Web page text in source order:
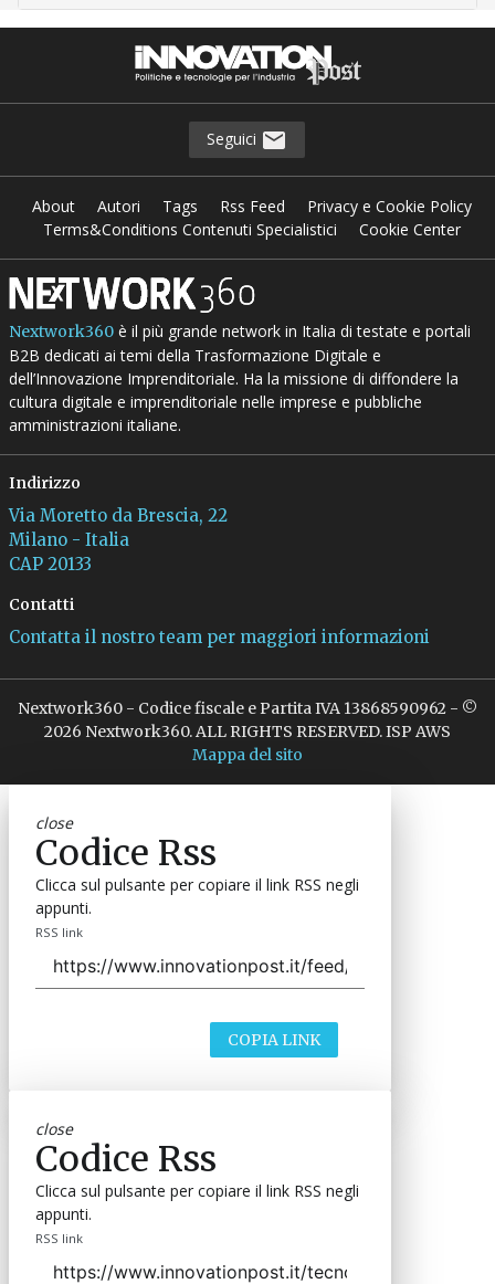
Seguici
About Autori Tags Rss Feed
Privacy e Cookie Policy
Terms&Conditions Contenuti Specialistici
Cookie Center
Nextwork360è il più grande network in Italia di testate e portali
B2B dedicati ai temi della Trasformazione Digitale e
dell’Innovazione Imprenditoriale. Ha la missione di diffondere la
cultura digitale e imprenditoriale nelle imprese e pubbliche
amministrazioni italiane.
Indirizzo
Via Moretto da Brescia, 22
Milano - Italia
CAP 20133
Contatti
Contatta il nostro team per maggiori informazioni
Nextwork360 - Codice fiscale e Partita IVA 13868590962 - ©
2026 Nextwork360. ALL RIGHTS RESERVED. ISP AWS
Mappa del sito
close
Codice Rss
Clicca sul pulsante per copiare il link RSS negli
appunti.
RSS link
COPIA LINK
close
Codice Rss
Clicca sul pulsante per copiare il link RSS negli
appunti.
RSS link